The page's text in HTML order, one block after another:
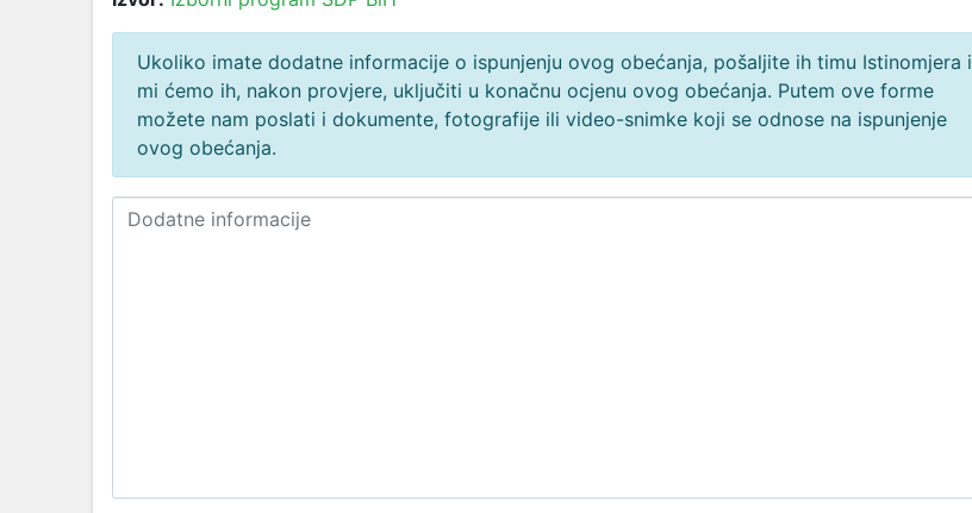
Ukoliko imate dodatne informacije o ispunjenju ovog obećanja, pošaljite ih timu Istinomjera i
mi ćemo ih, nakon provjere, uključiti u konačnu ocjenu ovog obećanja. Putem ove forme
možete nam poslati i dokumente, fotografije ili video-snimke koji se odnose na ispunjenje
ovog obećanja.